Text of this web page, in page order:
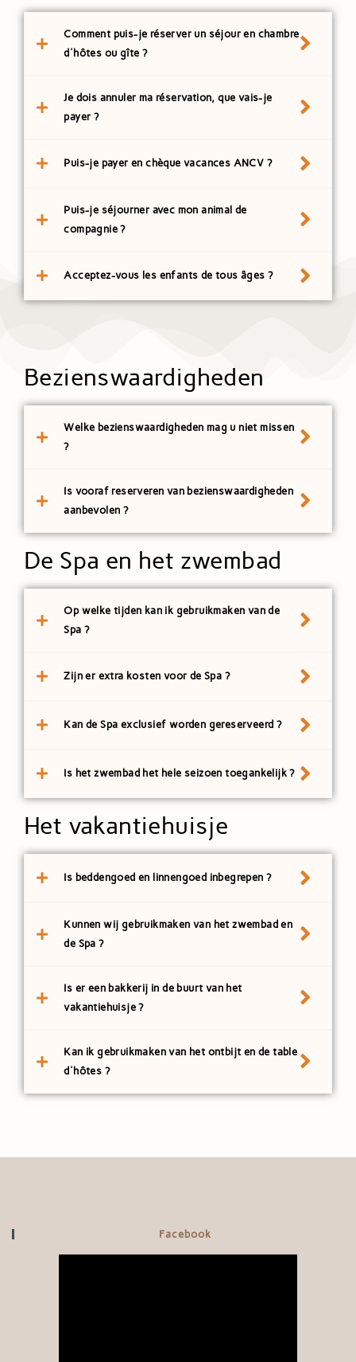
Comment puis-je réserver un séjour en chambre
d'hôtes ou gîte ?
Je dois annuler ma réservation, que vais-je
payer ?
Puis-je payer en chèque vacances ANCV ?
Puis-je séjourner avec mon animal de
compagnie ?
Acceptez-vous les enfants de tous âges ?
Bezienswaardigheden
Welke bezienswaardigheden mag u niet missen
?
Is vooraf reserveren van bezienswaardigheden
aanbevolen ?
De Spa en het zwembad
Op welke tijden kan ik gebruikmaken van de
Spa ?
Zijn er extra kosten voor de Spa ?
Kan de Spa exclusief worden gereserveerd ?
Is het zwembad het hele seizoen toegankelijk ?
Het vakantiehuisje
Is beddengoed en linnengoed inbegrepen ?
Kunnen wij gebruikmaken van het zwembad en
de Spa ?
Is er een bakkerij in de buurt van het
vakantiehuisje ?
Kan ik gebruikmaken van het ontbijt en de table
d'hôtes ?
Facebook